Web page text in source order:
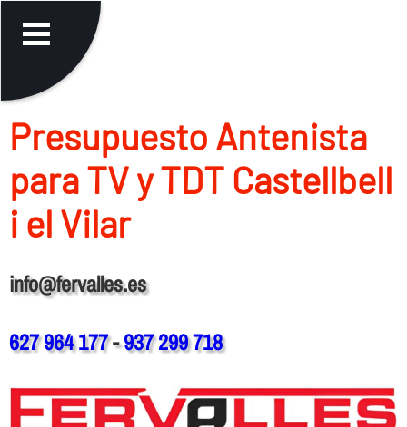
Presupuesto Antenista
para TV y TDT Castellbell
i el Vilar
info@fervalles.es
627 964 177-937 299 718